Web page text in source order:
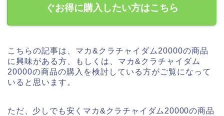
ぐお得に購入したい方はこちら
こちらの記事は、マカ&クラチャイダム20000の商品
に興味がある方、もしくは、マカ&クラチャイダム
20000の商品の購入を検討している方がご覧になって
いると思います。
ただ、少しでも安くマカ&クラチャイダム20000の商品